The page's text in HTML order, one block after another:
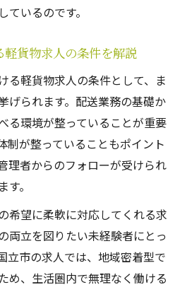
ップを目指すなら
る軽貨物求人で稼ぐコツ
る軽貨物求人の選び方とは
定収入を得る働き方を紹介
求人のメリットと注意点
る求人探しのコツ
が高い軽貨物求人の特徴
軽貨物求人の選び方ガイド
にも適した軽貨物求人とは
いるのです。
貨物求人の条件を解説
る軽貨物求人の条件として、ま
げられます。配送業務の基礎か
る環境が整っていることが重要
制が整っていることもポイント
理者からのフォローが受けられ
。
希望に柔軟に対応してくれる求
両立を図りたい未経験者にとっ
立市の求人では、地域密着型で
め、生活圏内で無理なく働ける